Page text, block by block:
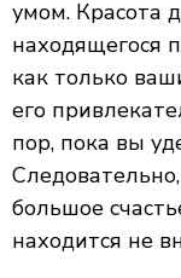
умом. Красота
находящегося
как только
его
пор, пока вы
большое
находится не